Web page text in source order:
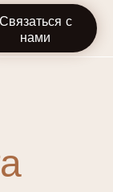
Связаться с
нами